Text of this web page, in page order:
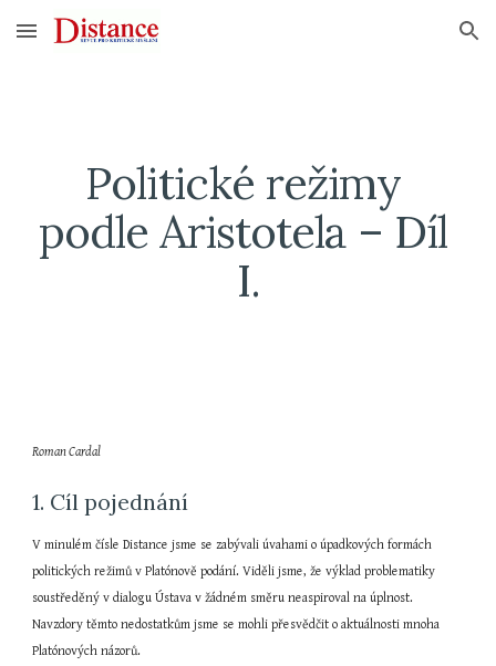
Skip to main content Skip to navigation
Politické režimy
podle Aristotela – Díl
I.
Roman Cardal
1. Cíl pojednání
V minulém čísle Distance jsme se zabývali úvahami o úpadkových formách
politických režimů v Platónově podání. Viděli jsme, že výklad problematiky
soustředěný v dialogu Ústava v žádném směru neaspiroval na úplnost.
Navzdory těmto nedostatkům jsme se mohli přesvědčit o aktuálnosti mnoha
Platónových názorů.